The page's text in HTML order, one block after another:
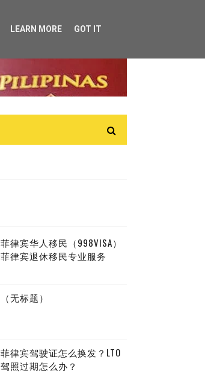
菲律宾华人移民（998VISA）
菲律宾退休移民专业服务
（无标题）
菲律宾驾驶证怎么换发？LTO
驾照过期怎么办？
LEARN MORE GOT IT